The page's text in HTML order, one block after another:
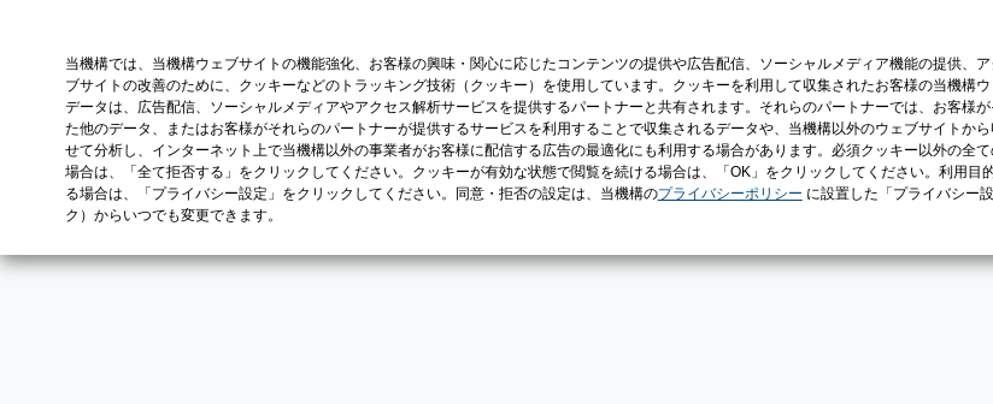
当機構では、当機構ウェブサイトの機能強化、お客様の興味・関心に応じたコンテンツの提供や広告配信、ソーシャルメディア機能の提供、
ブサイトの改善のために、クッキーなどのトラッキング技術（クッキー）を使用しています。クッキーを利用して収集されたお客様の当機構
データは、広告配信、ソーシャルメディアやアクセス解析サービスを提供するパートナーと共有されます。それらのパートナーでは、お客様
た他のデータ、またはお客様がそれらのパートナーが提供するサービスを利用することで収集されるデータや、当機構以外のウェブサイトか
せて分析し、インターネット上で当機構以外の事業者がお客様に配信する広告の最適化にも利用する場合があります。必須クッキー以外の全
場合は、「全て拒否する」をクリックしてください。クッキーが有効な状態で閲覧を続ける場合は、「OK」をクリックしてください。利用目
る場合は、「プライバシー設定」をクリックしてください。同意・拒否の設定は、当機構のプライバシーポリシー に設置した「プライバシー
ク）からいつでも変更できます。